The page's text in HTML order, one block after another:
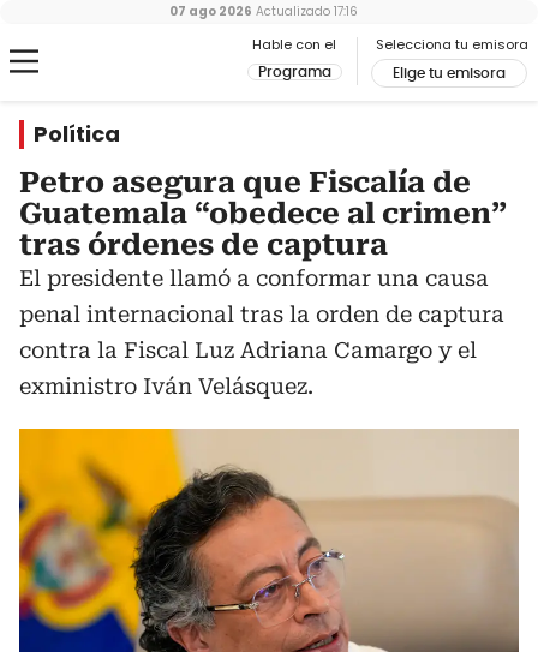
Hable con el
Programa
Selecciona tu emisora
Elige tu emisora
07 ago 2026 Actualizado 17:16
Política
Petro asegura que Fiscalía de
Guatemala “obedece al crimen”
tras órdenes de captura
El presidente llamó a conformar una causa
penal internacional tras la orden de captura
contra la Fiscal Luz Adriana Camargo y el
exministro Iván Velásquez.